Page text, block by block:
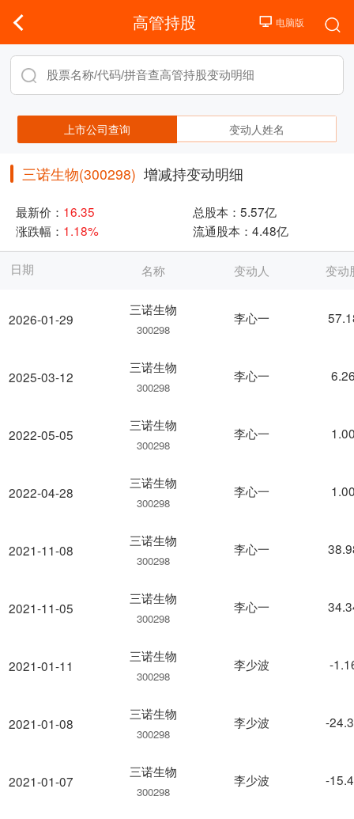
高管持股
上市公司查询 变动人姓名
三诺生物(300298) 增减持变动明细
最新价： 16.35 总股本： 5.57亿
涨跌幅： 1.18% 流通股本： 4.48亿
日期
2026-01-29
2025-03-12
2022-05-05
2022-04-28
2021-11-08
2021-11-05
2021-01-11
2021-01-08
2021-01-07
名称 变动人 变动
三诺生物
300298
李心一
三诺生物
300298
李心一
三诺生物
300298
李心一
三诺生物
300298
李心一
三诺生物
300298
李心一
三诺生物
300298
李心一
三诺生物
300298
李少波 -
三诺生物
300298
李少波 -
三诺生物
300298
李少波 -